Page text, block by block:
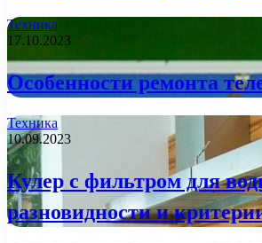
Техника
17.10.2023
Особенности ремонта
Техника
10.09.2023
Кулер с фильтром для
разновидности и